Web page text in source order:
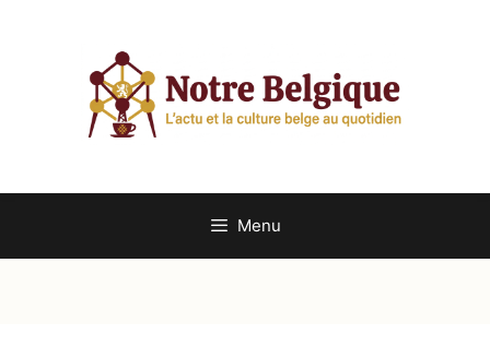
Menu